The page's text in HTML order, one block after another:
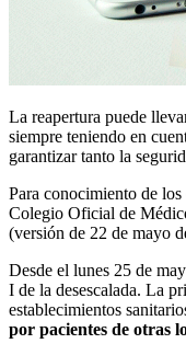
La reapertura puede
siempre teniendo en
garantizar tanto la
Para conocimiento de
Colegio Oficial de
(versión de 22 de mayo
Desde el lunes 25 de
I de la desescalada. La
establecimientos
por pacientes de otras